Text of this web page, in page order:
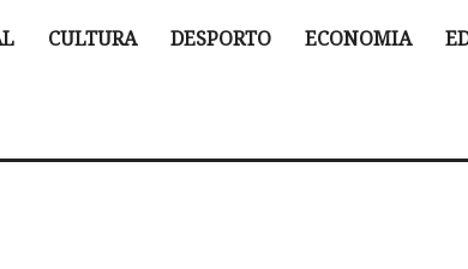
CULTURA DESPORTO ECONOMIA